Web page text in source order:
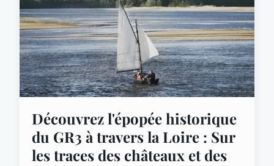
Découvrez l'épopée historique
du GR3 à travers la Loire : Sur
les traces des châteaux et des